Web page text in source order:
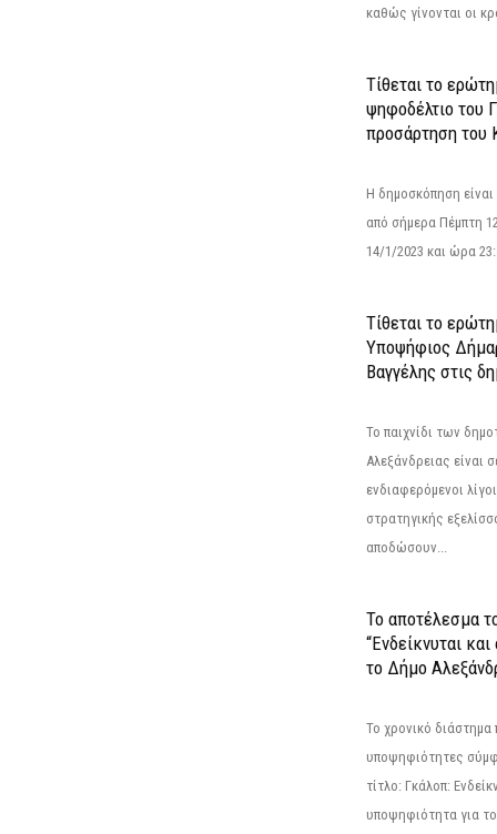
καθώς γίνονται οι
Τίθεται το
ψηφοδέλτιο του
προσάρτηση του
Η δημοσκόπηση
από σήμερα Πέμπτη
14/1/2023 και ώρα
Τίθεται το
Υποψήφιος
Βαγγέλης στις
Το παιχνίδι των
Αλεξάνδρειας είναι
ενδιαφερόμενοι
στρατηγικής
αποδώσουν...
Το αποτέλεσμα
“Ενδείκνυται
το Δήμο
Το χρονικό διάστημα
υποψηφιότητες
τίτλο: Γκάλοπ:
υποψηφιότητα για